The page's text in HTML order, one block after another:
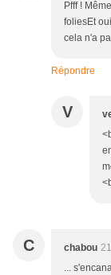
Pfff !
foliesEt
cela n'a
Répondre
V
C chabou
...